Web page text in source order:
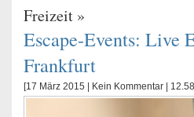
Freizeit »
Escape-Events: Live
Frankfurt
[17 März 2015 | Kein Kommentar |